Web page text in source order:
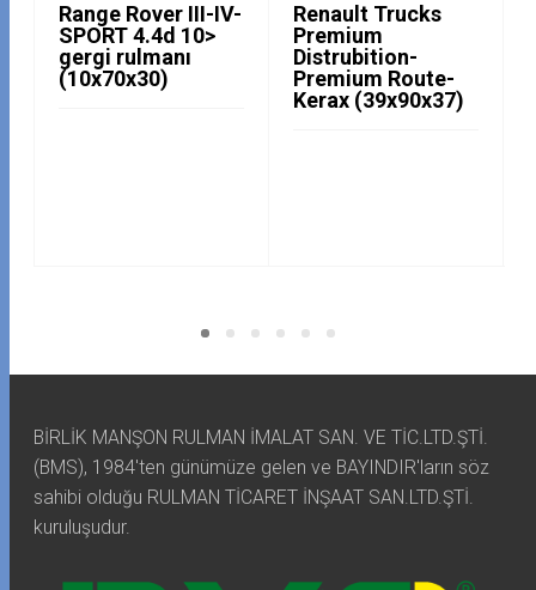
Range Rover III-IV-
SPORT 4.4d 10>
gergi rulmanı
(10x70x30)
Renault Trucks
Premium
Distrubition-
Premium Route-
Kerax (39x90x37)
BİRLİK MANŞON RULMAN İMALAT SAN. VE TİC.LTD.ŞTİ.
(BMS), 1984'ten günümüze gelen ve BAYINDIR'ların söz
sahibi olduğu RULMAN TİCARET İNŞAAT SAN.LTD.ŞTİ.
kuruluşudur.